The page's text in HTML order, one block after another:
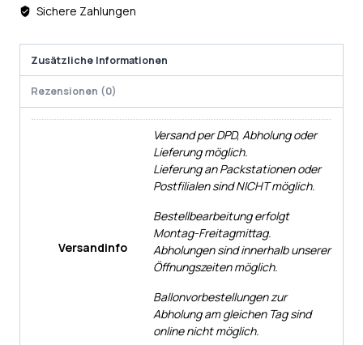
Sichere Zahlungen
Zusätzliche Informationen
Rezensionen (0)
Versandinfo
Versand per DPD, Abholung oder
Lieferung möglich.
Lieferung an Packstationen oder
Postfilialen sind NICHT möglich.
Bestellbearbeitung erfolgt
Montag-Freitagmittag.
Abholungen sind innerhalb unserer
Öffnungszeiten möglich.
Ballonvorbestellungen zur
Abholung am gleichen Tag sind
online nicht möglich.